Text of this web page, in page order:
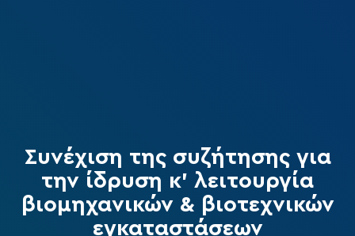
Συνέχιση της συζήτησης για
την ίδρυση κ’ λειτουργία
βιομηχανικών & βιοτεχνικών
εγκαταστάσεων